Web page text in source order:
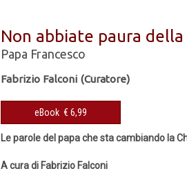
Non abbiate paura
Papa Francesco
Fabrizio Falconi (Curatore)
eBook € 6,99
Le parole del papa che sta cambiando la
A cura di Fabrizio Falconi